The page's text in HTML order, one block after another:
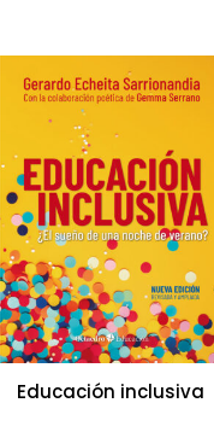
Educación inclusiva